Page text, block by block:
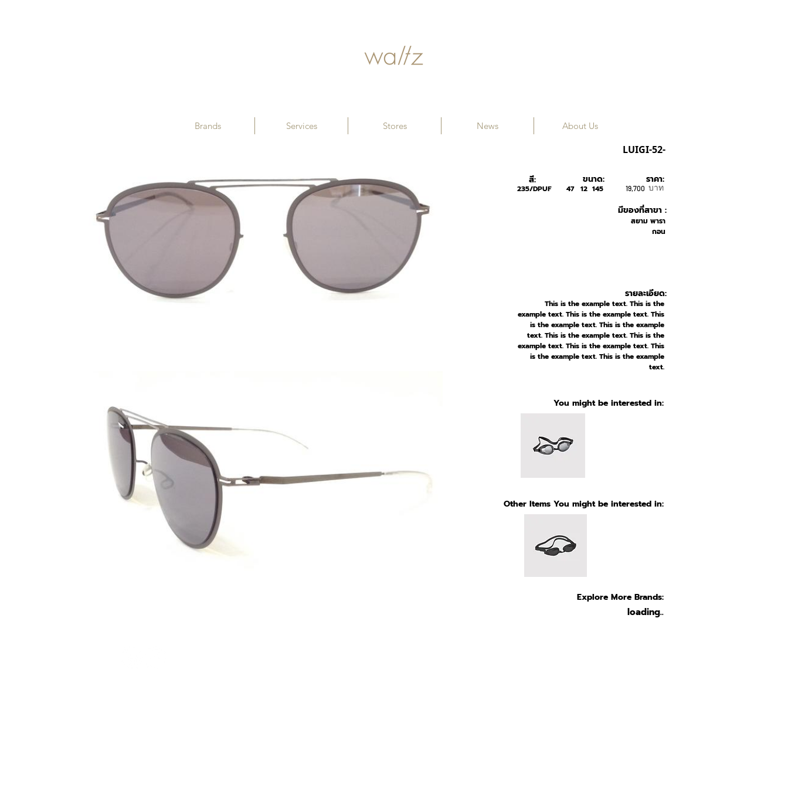
LUIGI-52-
สี:
235/DPUF
สยาม พารา
กอน
มีของที่สาขา :
ขนาด:
47 12 145 บาท
19,700
ราคา:
รายละเอียด:
This is the example text. This is the
example text. This is the example text. This
is the example text. This is the example
text. This is the example text. This is the
example text. This is the example text. This
is the example text. This is the example
text.
You might be interested in:
Other Items You might be interested in:
Explore More Brands:
loading..
Brands Services Stores News About Us